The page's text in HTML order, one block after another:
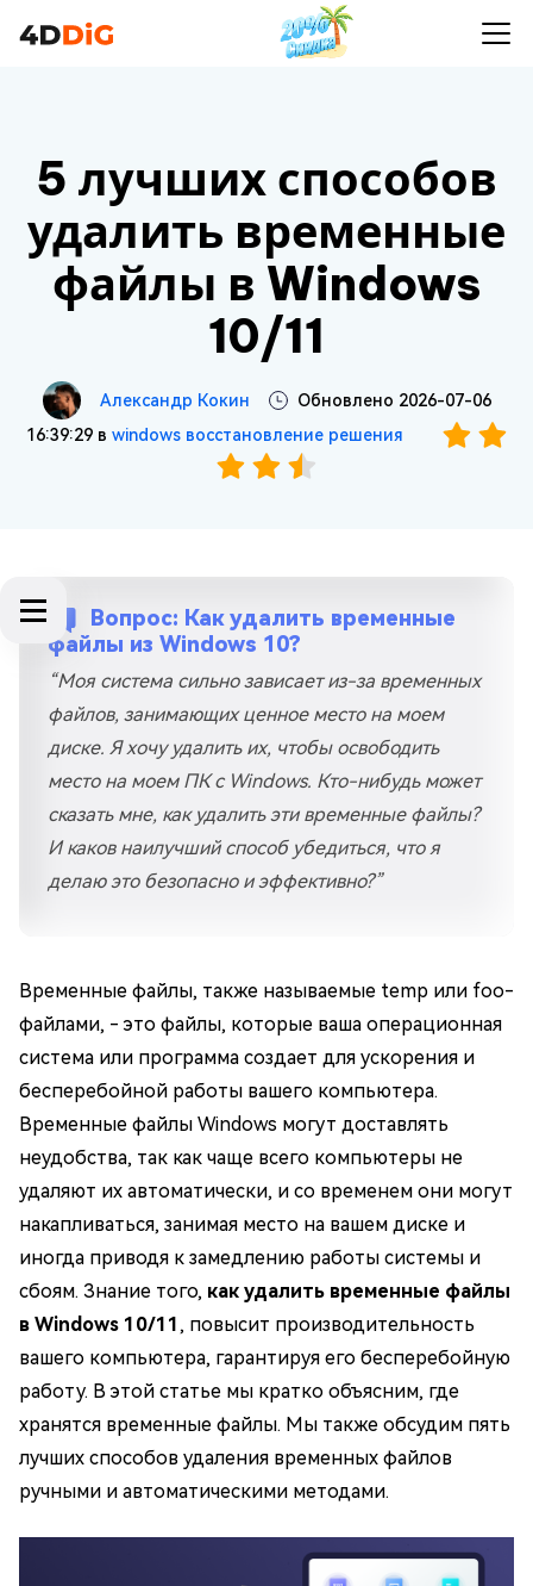
5 лучших способов
удалить временные
файлы в Windows
10/11
Александр Кокин
Обновлено 2026-07-06
16:39:29 в windows восстановление решения
Вопрос: Как удалить временные
файлы из Windows 10?
“Моя система сильно зависает из-за временных
файлов, занимающих ценное место на моем
диске. Я хочу удалить их, чтобы освободить
место на моем ПК с Windows. Кто-нибудь может
сказать мне, как удалить эти временные файлы?
И каков наилучший способ убедиться, что я
делаю это безопасно и эффективно?”
Временные файлы, также называемые temp или foo-
файлами, - это файлы, которые ваша операционная
система или программа создает для ускорения и
бесперебойной работы вашего компьютера.
Временные файлы Windows могут доставлять
неудобства, так как чаще всего компьютеры не
удаляют их автоматически, и со временем они могут
накапливаться, занимая место на вашем диске и
иногда приводя к замедлению работы системы и
сбоям. Знание того, как удалить временные файлы
в Windows 10/11, повысит производительность
вашего компьютера, гарантируя его бесперебойную
работу. В этой статье мы кратко объясним, где
хранятся временные файлы. Мы также обсудим пять
лучших способов удаления временных файлов
ручными и автоматическими методами.